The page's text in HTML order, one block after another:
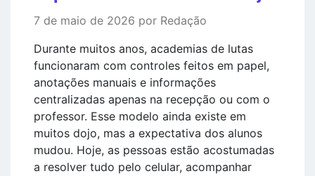
7 de maio de 2026 por Redação
Durante muitos anos, academias de lutas
funcionaram com controles feitos em papel,
anotações manuais e informações
centralizadas apenas na recepção ou com o
professor. Esse modelo ainda existe em
muitos dojo, mas a expectativa dos alunos
mudou. Hoje, as pessoas estão acostumadas
a resolver tudo pelo celular, acompanhar